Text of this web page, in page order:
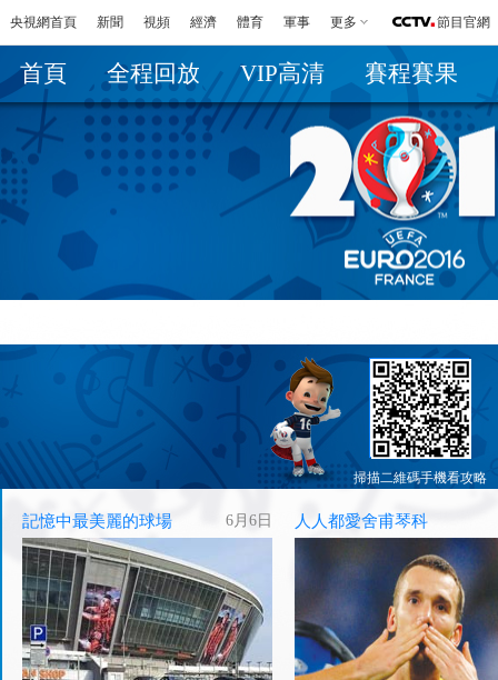
央視網首頁 新聞 視頻 經濟 體育 軍事 更多 節目官網
首頁 全程回放 VIP高清 賽程賽果
掃描二維碼手機看攻略
記憶中最美麗的球場 6月6日 人人都愛舍甫琴科